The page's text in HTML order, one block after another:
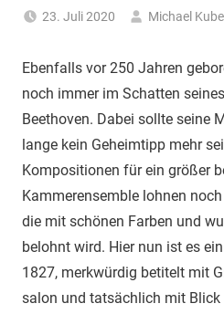
23. Juli 2020 Michael Kube
Ebenfalls vor 250 Jahren
noch immer im Schatten
Beethoven. Dabei sollte seine
lange kein Geheimtipp mehr
Kompositionen für ein größer
Kammerensemble lohnen
die mit schönen Farben und
belohnt wird. Hier nun ist es
1827, merkwürdig betitelt mit
salon und tatsächlich mit